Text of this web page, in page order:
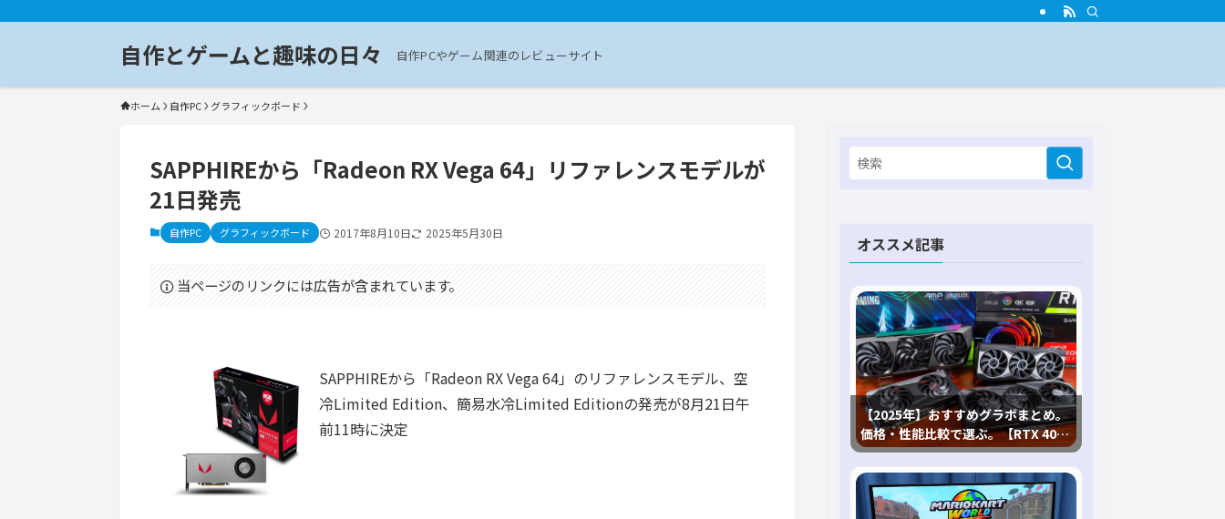
自作とゲームと趣味の日々 自作PCやゲーム関連のレビューサイト
ホーム 自作PC グラフィックボード
SAPPHIREから「Radeon RX Vega 64」リファレンスモデルが
21日発売
自作PC グラフィックボード 2017年8月10日 2025年5月30日
当ページのリンクには広告が含まれています。
SAPPHIREから「Radeon RX Vega 64」のリファレンスモデル、空
冷Limited Edition、簡易水冷Limited Editionの発売が8月21日午
前11時に決定
オススメ記事
【2025年】おすすめグラボまとめ。
価格・性能比較で選ぶ。【RTX 40,
RX 7000各種に対応】